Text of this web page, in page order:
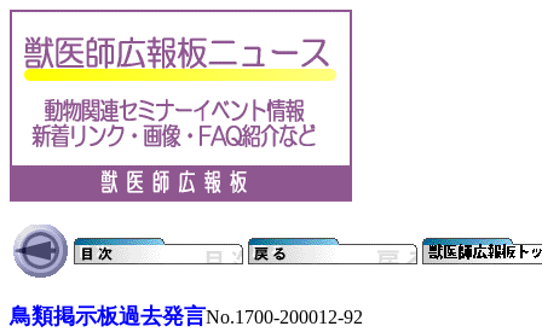
鳥類掲示板過去発言No.1700-200012-92